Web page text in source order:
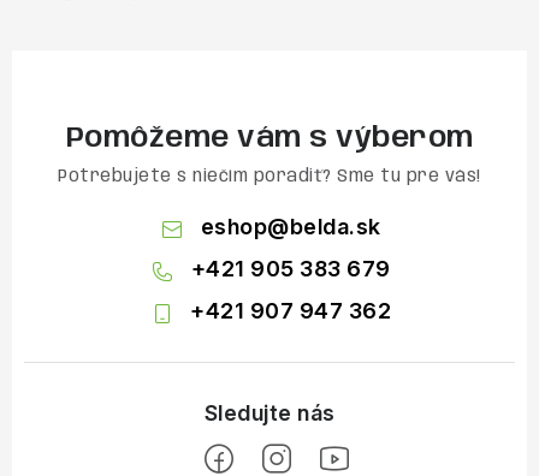
Pomôžeme vám s výberom
Potrebujete s niečím poradiť? Sme tu pre vás!
eshop@belda.sk
+421 905 383 679
+421 907 947 362